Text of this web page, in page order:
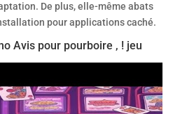
De plus, elle-même abats
pour applications caché.
Avis pour pourboire , ! jeu